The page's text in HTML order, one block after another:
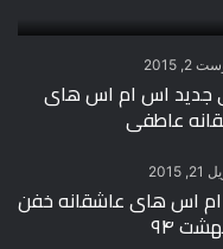
2, 2015
جدید اس ام اس های
عاطفی
2015
اس های عاشقانه خفن
۹۴